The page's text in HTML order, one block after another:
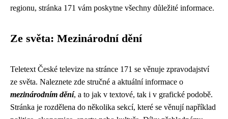
regionu, stránka 171 vám poskytne všechny důležité informace.
Ze světa: Mezinárodní dění
Teletext České televize na stránce 171 se věnuje zpravodajství
ze světa. Naleznete zde stručné a aktuální informace o
mezinárodním dění, a to jak v textové, tak i v grafické podobě.
Stránka je rozdělena do několika sekcí, které se věnují například